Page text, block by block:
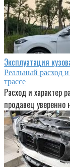
Эксплуатация
Реальный расход
трассе
Расход и характер
продавец